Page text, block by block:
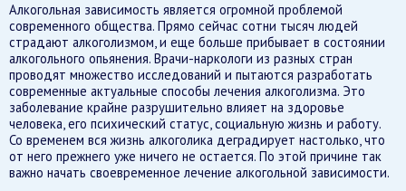
Алкогольная зависимость является огромной проблемой
современного общества. Прямо сейчас сотни тысяч людей
страдают алкоголизмом, и еще больше прибывает в состоянии
алкогольного опьянения. Врачи-наркологи из разных стран
проводят множество исследований и пытаются разработать
современные актуальные способы лечения алкоголизма. Это
заболевание крайне разрушительно влияет на здоровье
человека, его психический статус, социальную жизнь и работу.
Со временем вся жизнь алкоголика деградирует настолько, что
от него прежнего уже ничего не остается. По этой причине так
важно начать своевременное лечение алкогольной зависимости.